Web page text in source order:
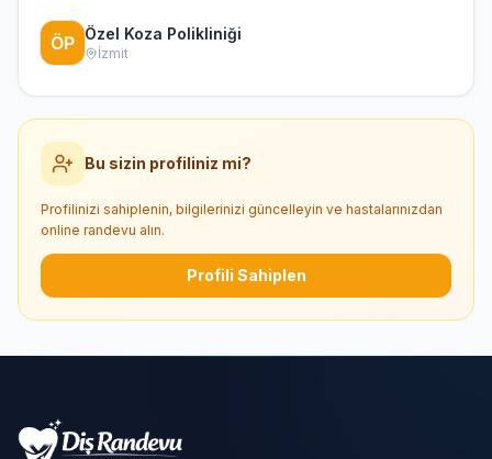
Özel Koza Polikliniği
İzmit
Bu sizin profiliniz mi?
Profilinizi sahiplenin, bilgilerinizi güncelleyin ve hastalarınızdan
online randevu alın.
Profili Sahiplen